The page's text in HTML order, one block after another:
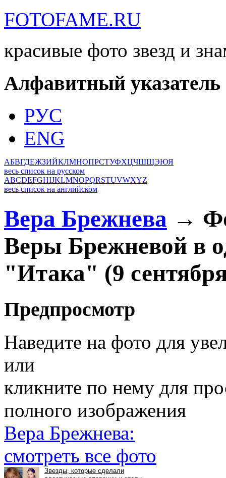
FOTOFAME.RU
красивые фото звезд и
Алфавитный указатель
РУС
ENG
АБВГДЕЖЗИЙКЛМНОПРСТУФХЦЧШЩЭЮЯ
весь список на русском
ABCDEFGHIJKLMNOPQRSTUVWXYZ
весь список на английском
Вера Брежнева →
Веры Брежневой в
"Итака" (9
Предпросмотр
Наведите на фото для
или
кликните по нему для
полного изображения
Вера Брежнева:
смотреть все фото